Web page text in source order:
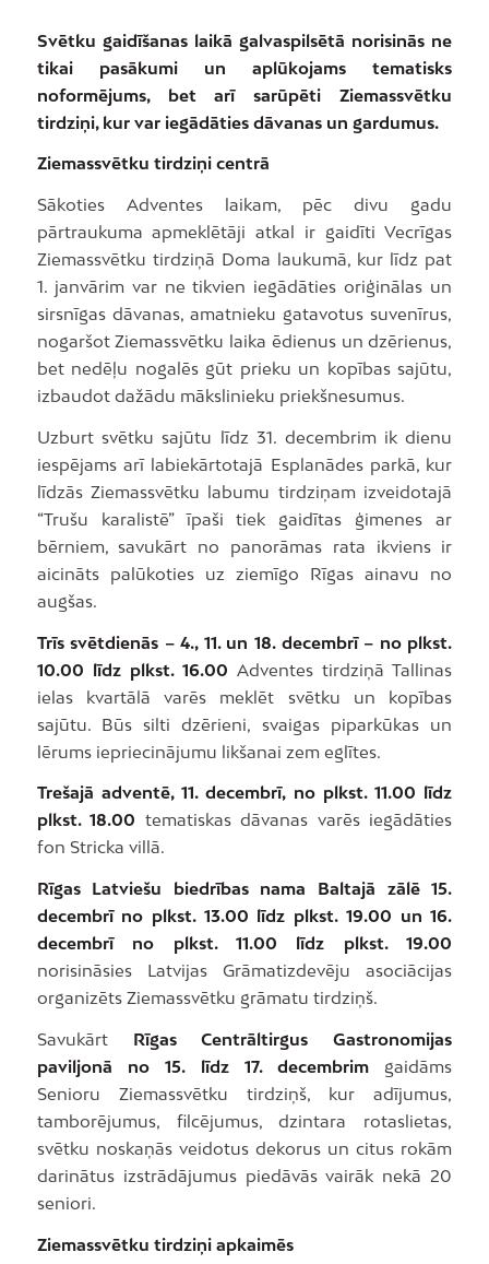
Svētku gaidīšanas laikā galvaspilsētā norisinās ne
tikai pasākumi un aplūkojams tematisks
noformējums, bet arī sarūpēti Ziemassvētku
tirdziņi, kur var iegādāties dāvanas un gardumus.
Ziemassvētku tirdziņi centrā
Sākoties Adventes laikam, pēc divu gadu
pārtraukuma apmeklētāji atkal ir gaidīti Vecrīgas
Ziemassvētku tirdziņā Doma laukumā, kur līdz pat
1. janvārim var ne tikvien iegādāties oriģinālas un
sirsnīgas dāvanas, amatnieku gatavotus suvenīrus,
nogaršot Ziemassvētku laika ēdienus un dzērienus,
bet nedēļu nogalēs gūt prieku un kopības sajūtu,
izbaudot dažādu mākslinieku priekšnesumus.
Uzburt svētku sajūtu līdz 31. decembrim ik dienu
iespējams arī labiekārtotajā Esplanādes parkā, kur
līdzās Ziemassvētku labumu tirdziņam izveidotajā
“Trušu karalistē” īpaši tiek gaidītas ģimenes ar
bērniem, savukārt no panorāmas rata ikviens ir
aicināts palūkoties uz ziemīgo Rīgas ainavu no
augšas.
Trīs svētdienās – 4., 11. un 18. decembrī – no plkst.
10.00 līdz plkst. 16.00 Adventes tirdziņā Tallinas
ielas kvartālā varēs meklēt svētku un kopības
sajūtu. Būs silti dzērieni, svaigas piparkūkas un
lērums iepriecinājumu likšanai zem eglītes.
Trešajā adventē, 11. decembrī, no plkst. 11.00 līdz
plkst. 18.00 tematiskas dāvanas varēs iegādāties
fon Stricka villā.
Rīgas Latviešu biedrības nama Baltajā zālē 15.
decembrī no plkst. 13.00 līdz plkst. 19.00 un 16.
decembrī no plkst. 11.00 līdz plkst. 19.00
norisināsies Latvijas Grāmatizdevēju asociācijas
organizēts Ziemassvētku grāmatu tirdziņš.
Savukārt Rīgas Centrāltirgus Gastronomijas
paviljonā no
15. līdz 17. decembrim gaidāms
Senioru Ziemassvētku tirdziņš, kur adījumus,
tamborējumus, filcējumus, dzintara rotaslietas,
svētku noskaņās veidotus dekorus un citus rokām
darinātus izstrādājumus piedāvās vairāk nekā 20
seniori.
Ziemassvētku tirdziņi apkaimēs